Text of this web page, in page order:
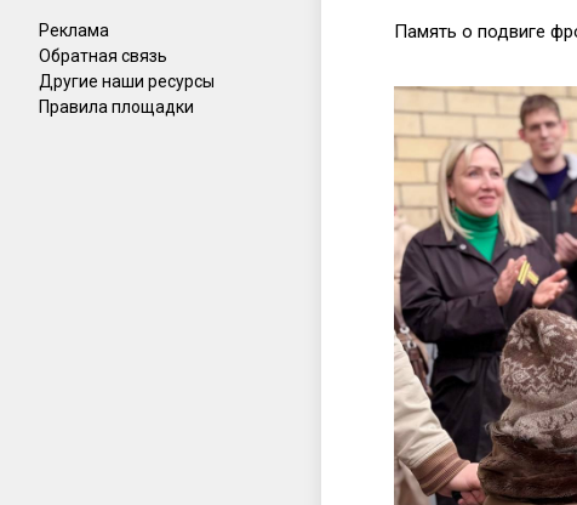
Реклама
Обратная связь
Другие наши ресурсы
Правила площадки
Память о подвиге